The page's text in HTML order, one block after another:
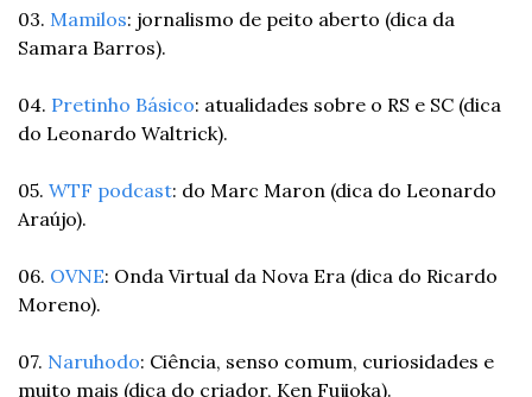
03. Mamilos: jornalismo de peito aberto (dica da
Samara Barros).
04. Pretinho Básico: atualidades sobre o RS e SC (dica
do Leonardo Waltrick).
05. WTF podcast: do Marc Maron (dica do Leonardo
Araújo).
06. OVNE: Onda Virtual da Nova Era (dica do Ricardo
Moreno).
07. Naruhodo: Ciência, senso comum, curiosidades e
muito mais (dica do criador, Ken Fujioka).